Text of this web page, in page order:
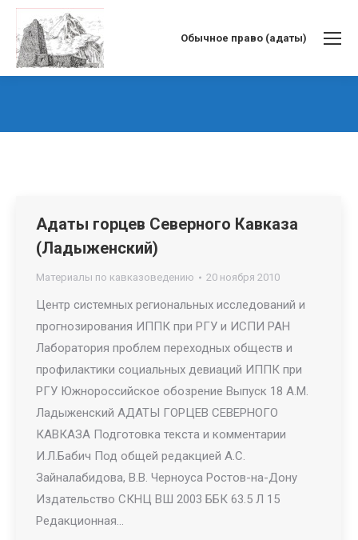
Обычное право (адаты)
Адаты горцев Северного Кавказа
(Ладыженский)
Материалы по кавказоведению 20 ноября 2010
Центр системных региональных исследований и
прогнозирования ИППК при РГУ и ИСПИ РАН
Лаборатория проблем переходных обществ и
профилактики социальных девиаций ИППК при
РГУ Южнороссийское обозрение Выпуск 18 А.М.
Ладыженский АДАТЫ ГОРЦЕВ СЕВЕРНОГО
КАВКАЗА Подготовка текста и комментарии
И.Л.Бабич Под общей редакцией А.С.
Зайналабидова, В.В. Черноуса Ростов-на-Дону
Издательство СКНЦ ВШ 2003 ББК 63.5 Л 15
Редакционная…